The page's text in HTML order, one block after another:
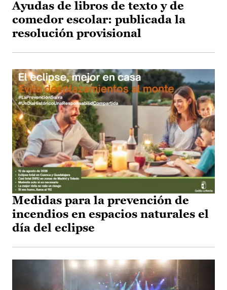
Ayudas de libros de texto y de
comedor escolar: publicada la
resolución provisional
Medidas para la prevención de
incendios en espacios naturales el
día del eclipse